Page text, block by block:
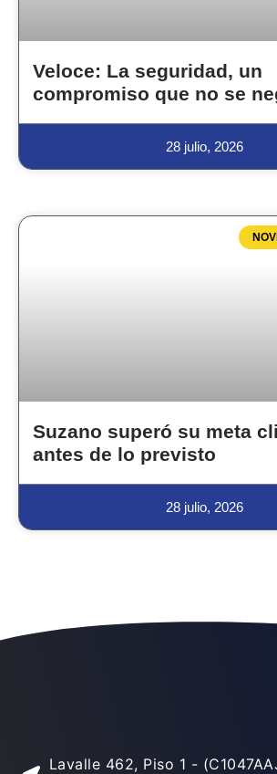
Veloce: La seguridad, un
compromiso que no se
28 julio, 2026
Suzano superó su meta
antes de lo previsto
28 julio, 2026
Lavalle 462, Piso 1 -